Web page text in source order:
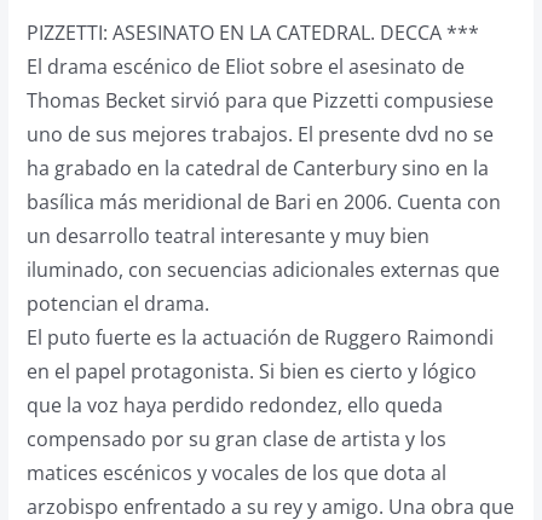
PIZZETTI: ASESINATO EN LA CATEDRAL. DECCA ***
El drama escénico de Eliot sobre el asesinato de
Thomas Becket sirvió para que Pizzetti compusiese
uno de sus mejores trabajos. El presente dvd no se
ha grabado en la catedral de Canterbury sino en la
basílica más meridional de Bari en 2006. Cuenta con
un desarrollo teatral interesante y muy bien
iluminado, con secuencias adicionales externas que
potencian el drama.
El puto fuerte es la actuación de Ruggero Raimondi
en el papel protagonista. Si bien es cierto y lógico
que la voz haya perdido redondez, ello queda
compensado por su gran clase de artista y los
matices escénicos y vocales de los que dota al
arzobispo enfrentado a su rey y amigo. Una obra que